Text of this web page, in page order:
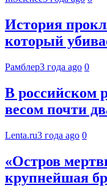
История
который
Рамблер3 года ago 0
В российском
весом почти
Lenta.ru3 года ago 0
«Остров
крупнейшая